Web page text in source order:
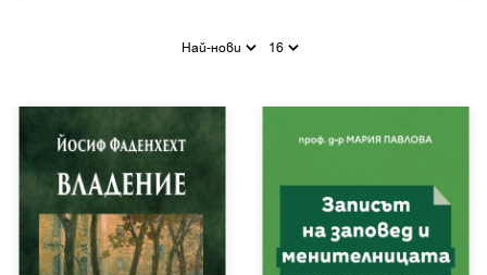
Най-нови 16